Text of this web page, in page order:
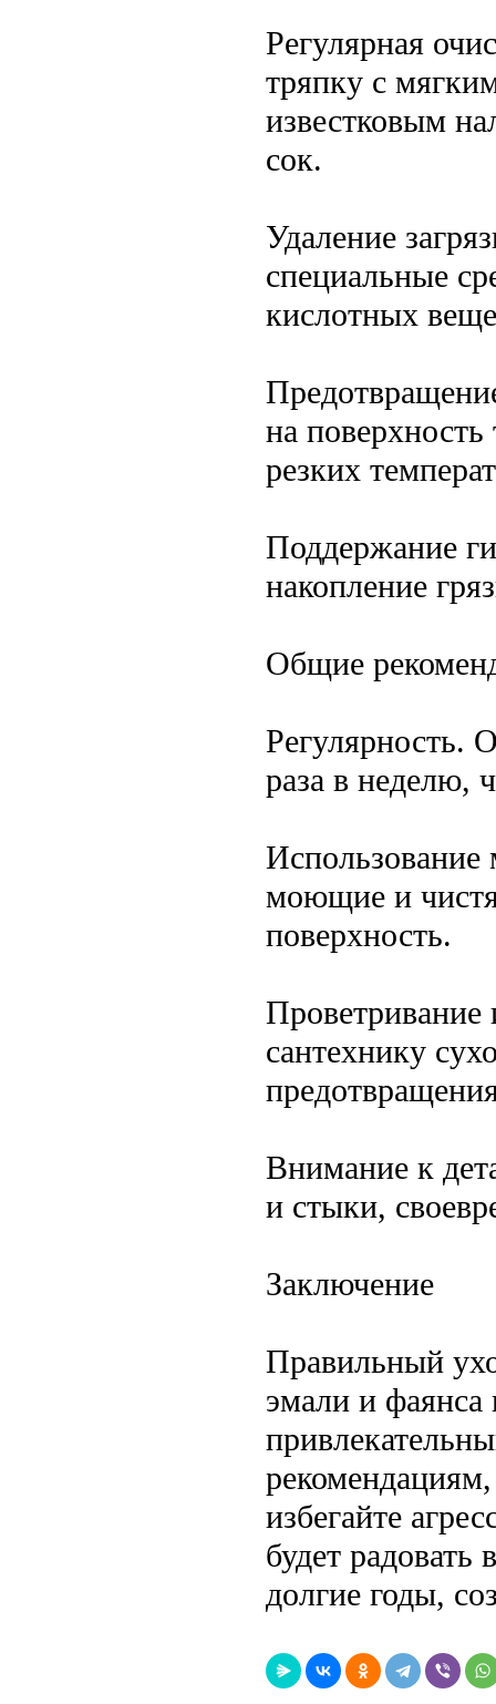
Регулярная
тряпку с
известковым
сок.
Удаление
специальные
кислотных
на
резких
Поддержание
накопление
Общие
Регулярность.
раза в неделю,
Использование
моющие и
поверхность.
Проветривание
сантехнику
Внимание к
и стыки,
Заключение
Правильный
эмали и фаянса
избегайте
будет
долгие годы,